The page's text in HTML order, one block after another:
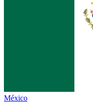
México